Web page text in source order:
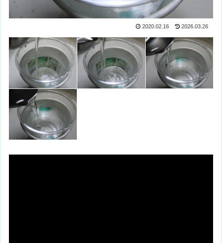
2020.02.16 2026.03.26